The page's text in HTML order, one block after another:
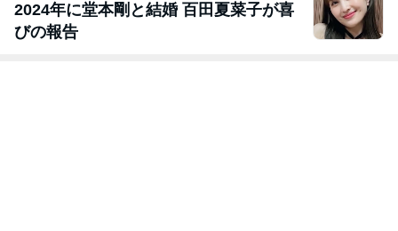
2024年に堂本剛と結婚 百田夏菜子が喜
びの報告